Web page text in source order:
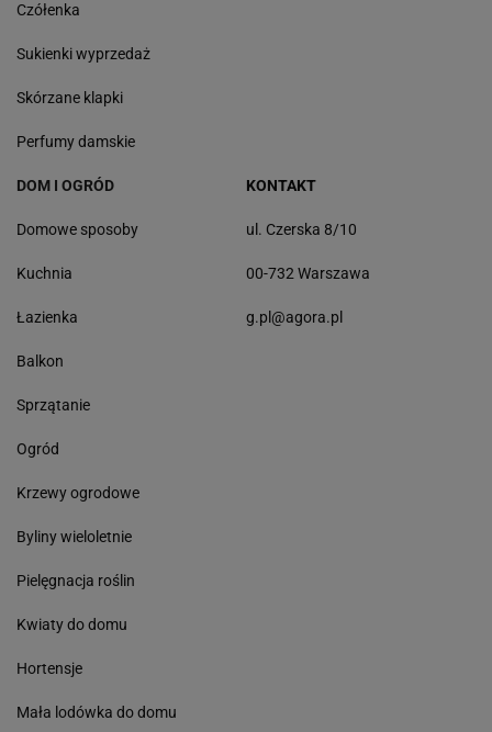
Czółenka
Sukienki wyprzedaż
Skórzane klapki
Perfumy damskie
DOM I OGRÓD
Domowe sposoby
Kuchnia
Łazienka
Balkon
Sprzątanie
Ogród
Krzewy ogrodowe
Byliny wieloletnie
Pielęgnacja roślin
Kwiaty do domu
Hortensje
Mała lodówka do domu
KONTAKT
ul. Czerska 8/10
00-732 Warszawa
g.pl@agora.pl